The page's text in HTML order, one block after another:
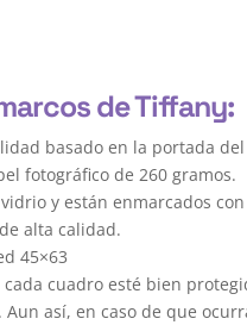
de Tiffany:
basado en la portada
fotográfico de 260 gramos.
y están enmarcados
alta calidad.
45×63
cada cuadro esté bien
así, en caso de que